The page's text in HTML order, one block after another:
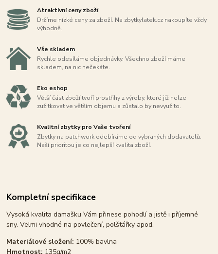
Atraktivní ceny zboží
Držíme nízké ceny za zboží. Na zbytkylatek.cz nakoupíte vždy
výhodně.
Vše skladem
Rychle odesíláme objednávky. Všechno zboží máme
skladem, na nic nečekáte.
Eko eshop
Větší část zboží tvoří prostřihy z výroby, které již nelze
zužitkovat ve větším objemu a zůstalo by nevyužito.
Kvalitní zbytky pro Vaše tvoření
Zbytky na patchwork odebíráme od vybraných dodavatelů.
Naší prioritou je co nejlepší kvalita zboží.
Kompletní specifikace
Vysoká kvalita damašku Vám přinese pohodlí a jistě i příjemné
sny. Velmi vhodné na povlečení, polštářky apod.
Materiálové složení: 100% bavlna
Hmotnost: 135g/m2